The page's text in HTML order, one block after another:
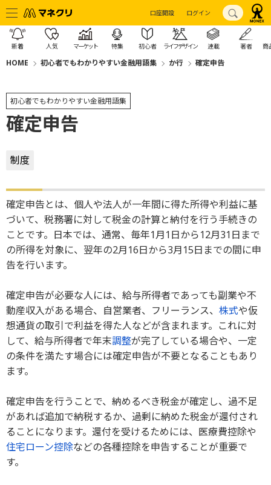
口座開設 ログイン
新着 人気 マーケット 特集 初心者 ライフデザイン 連載 著者 商
HOME 初心者でもわかりやすい金融用語集 か行 確定申告
初心者でもわかりやすい金融用語集
確定申告
制度
確定申告とは、個人や法人が一年間に得た所得や利益に基
づいて、税務署に対して税金の計算と納付を行う手続きの
ことです。日本では、通常、毎年1月1日から12月31日まで
の所得を対象に、翌年の2月16日から3月15日までの間に申
告を行います。
確定申告が必要な人には、給与所得者であっても副業や不
動産収入がある場合、自営業者、フリーランス、 株式や仮
想通貨の取引で利益を得た人などが含まれます。これに対
して、給与所得者で年末調整が完了している場合や、一定
の条件を満たす場合には確定申告が不要となることもあり
ます。
確定申告を行うことで、納めるべき税金が確定し、過不足
があれば追加で納税するか、過剰に納めた税金が還付され
ることになります。還付を受けるためには、医療費控除や
住宅ローン控除などの各種控除を申告することが重要で
す。